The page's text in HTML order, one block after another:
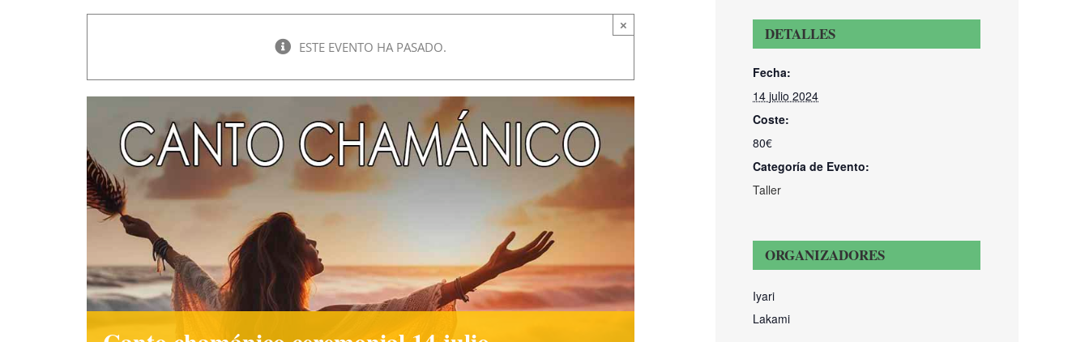
×
ESTE EVENTO HA PASADO.
DETALLES
Fecha:
14 julio 2024
Coste:
80€
Categoría de Evento:
Taller
ORGANIZADORES
Iyari
Lakami